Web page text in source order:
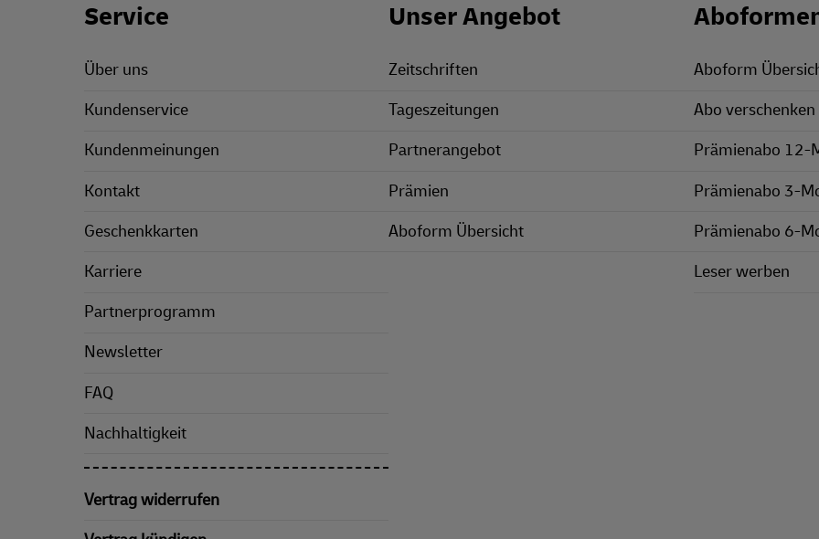
Footer Links
Service
Über uns
Kundenservice
Kundenmeinungen
Kontakt
Geschenkkarten
Karriere
Partnerprogramm
Newsletter
FAQ
Nachhaltigkeit
Vertrag widerrufen
Unser Angebot
Zeitschriften
Tageszeitungen
Partnerangebot
Prämien
Aboform Übersicht
Aboform
Abo verschenken
Prämienabo 12-
Prämienabo 3-
Prämienabo 6-
Leser werben